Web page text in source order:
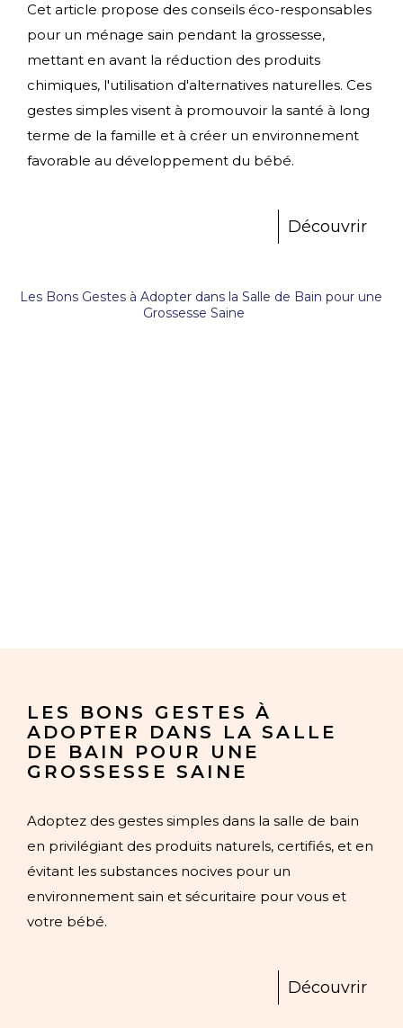
Cet article propose des conseils éco-responsables
pour un ménage sain pendant la grossesse,
mettant en avant la réduction des produits
chimiques, l'utilisation d'alternatives naturelles. Ces
gestes simples visent à promouvoir la santé à long
terme de la famille et à créer un environnement
favorable au développement du bébé.
Découvrir
LES BONS GESTES À
ADOPTER DANS LA SALLE
DE BAIN POUR UNE
GROSSESSE SAINE
Adoptez des gestes simples dans la salle de bain
en privilégiant des produits naturels, certifiés, et en
évitant les substances nocives pour un
environnement sain et sécuritaire pour vous et
votre bébé.
Découvrir